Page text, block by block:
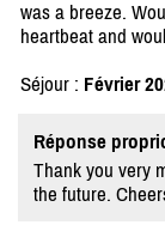
was a breeze.
heartbeat and
Séjour : Février
Réponse
Thank you very
the future.